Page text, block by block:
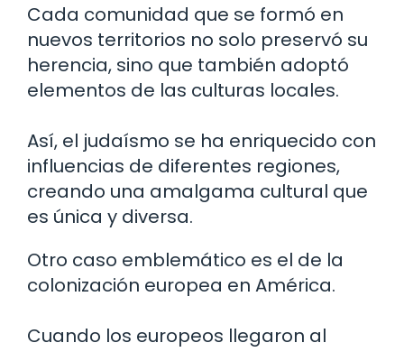
Cada comunidad que se formó en
nuevos territorios no solo preservó su
herencia, sino que también adoptó
elementos de las culturas locales.
Así, el judaísmo se ha enriquecido con
influencias de diferentes regiones,
creando una amalgama cultural que
es única y diversa.
Otro caso emblemático es el de la
colonización europea en América.
Cuando los europeos llegaron al